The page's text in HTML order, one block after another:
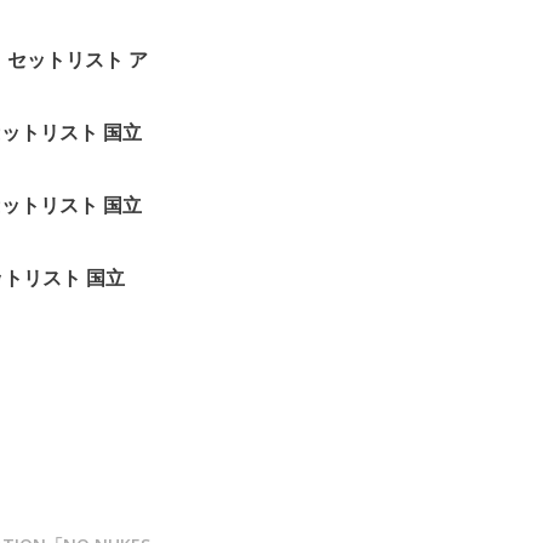
トリスト ア
トリスト 国立
トリスト 国立
リスト 国立